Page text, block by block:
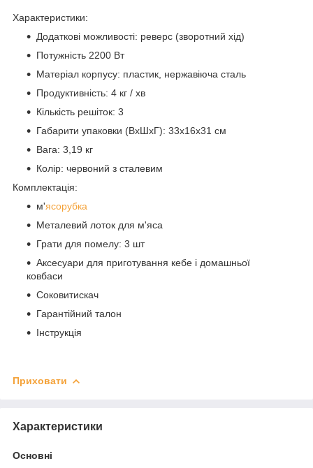
Характеристики:
Додаткові можливості: реверс (зворотний хід)
Потужність 2200 Вт
Матеріал корпусу: пластик, нержавіюча сталь
Продуктивність: 4 кг / хв
Кількість решіток: 3
Габарити упаковки (ВхШхГ): 33х16х31 см
Вага: 3,19 кг
Колір: червоний з сталевим
Комплектація:
м'ясорубка
Металевий лоток для м'яса
Грати для помелу: 3 шт
Аксесуари для приготування кебе і домашньої
ковбаси
Соковитискач
Гарантійний талон
Інструкція
Приховати
Характеристики
Основні